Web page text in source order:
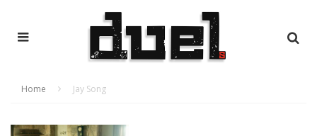
Home Jay Song